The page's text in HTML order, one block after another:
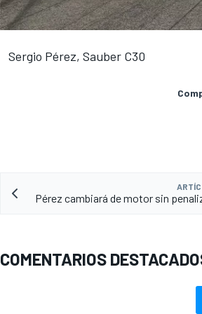
Sergio Pérez, Sauber C30
Pérez cambiará de motor sin
COMENTARIOS